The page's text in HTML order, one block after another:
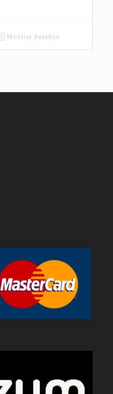
Mostrar detalles